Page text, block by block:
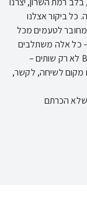
כל ביקור אצלנו
לטעמים מכל
כל אלה משתלבים
יחד ליצירת חוויית בילוי אינטימית ואישית. ב־Beleza לא רק שותים –
מקום לשיחה, לקשר,